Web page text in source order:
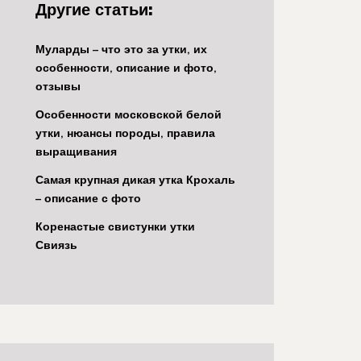
Другие статьи:
Муларды – что это за утки, их
особенности, описание и фото,
отзывы
Особенности московской белой
утки, нюансы породы, правила
выращивания
Самая крупная дикая утка Крохаль
– описание с фото
Коренастые свистунки утки
Свиязь